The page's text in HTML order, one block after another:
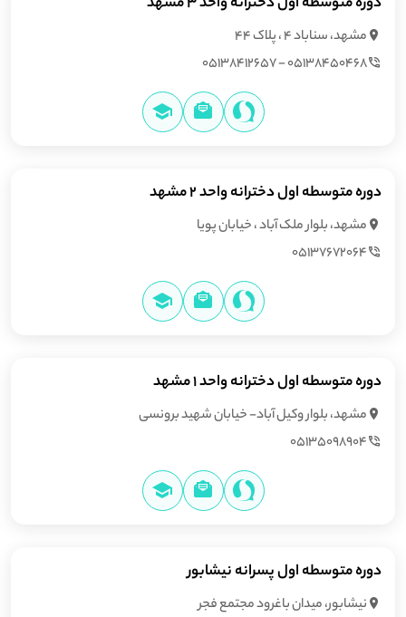
مشهد، سناباد 4 ، پلاک 44
05138450468 - 05138412657
دوره متوسطه اول دخترانه واحد 2 مشهد
مشهد، بلوار ملک آباد ، خيابان پویا
05137672064
دوره متوسطه اول دخترانه واحد 1 مشهد
مشهد، بلوار وکیل آباد- خیابان شهید برونسی
05135098904
دوره متوسطه اول پسرانه نیشابور
نیشابور، ميدان باغرود مجتمع فجر